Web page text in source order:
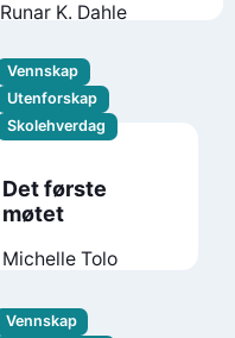
Runar K. Dahle
Vennskap
Utenforskap
Skolehverdag
Det første
møtet
Michelle Tolo
Vennskap